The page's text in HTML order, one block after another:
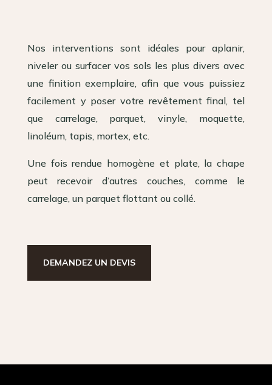
Nos interventions sont idéales pour aplanir,
niveler ou surfacer vos sols les plus divers avec
une finition exemplaire, afin que vous puissiez
facilement y poser votre revêtement final, tel
que carrelage, parquet, vinyle, moquette,
linoléum, tapis, mortex, etc.
Une fois rendue homogène et plate, la chape
peut recevoir d’autres couches, comme le
carrelage, un parquet flottant ou collé.
DEMANDEZ UN DEVIS